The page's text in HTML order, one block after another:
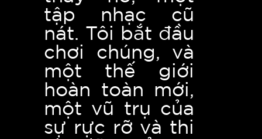
tập nhạc cũ
nát. Tôi bắt đầu
chơi chúng, và
một thế giới
hoàn toàn mới,
một vũ trụ của
sự rực rỡ và thi